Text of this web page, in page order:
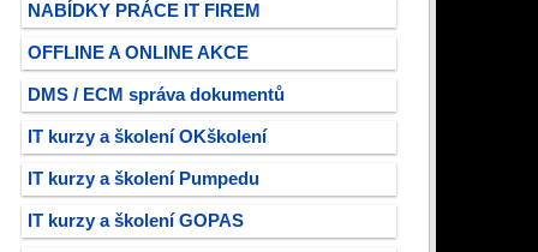
NABÍDKY PRÁCE IT FIREM
OFFLINE A ONLINE AKCE
DMS / ECM správa dokumentů
IT kurzy a školení OKškolení
IT kurzy a školení Pumpedu
IT kurzy a školení GOPAS